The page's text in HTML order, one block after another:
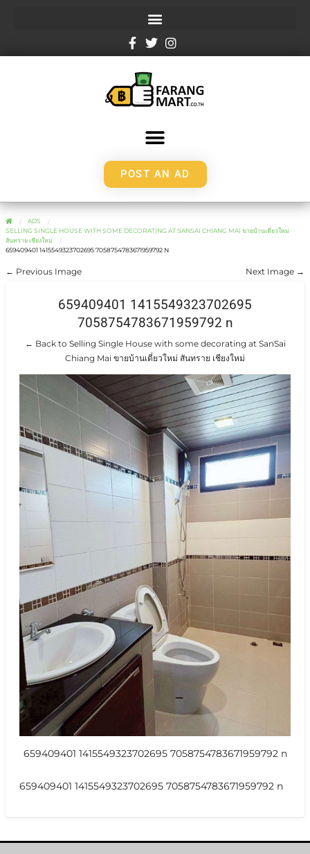
POST AN AD
ADS
SELLING SINGLE HOUSE WITH SOME DECORATING AT SANSAI CHIANG MAI ขายบ้านเดี่ยวใหม่
สันทราย เชียงใหม่
659409401 1415549323702695 7058754783671959792 N
← Previous Image Next Image →
659409401 1415549323702695
7058754783671959792 n
← Back to Selling Single House with some decorating at SanSai
Chiang Mai ขายบ้านเดี่ยวใหม่ สันทราย เชียงใหม่
659409401 1415549323702695 7058754783671959792 n
659409401 1415549323702695 7058754783671959792 n